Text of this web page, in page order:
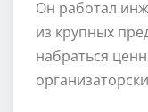
Он работал
из крупных
набраться